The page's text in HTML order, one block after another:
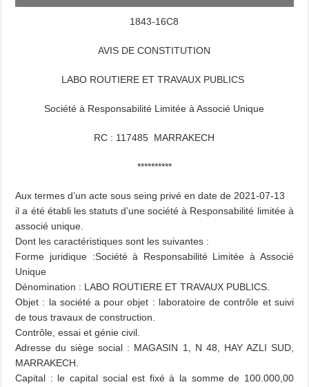
1843-16C8
AVIS DE CONSTITUTION
LABO ROUTIERE ET TRAVAUX PUBLICS
Société à Responsabilité Limitée à Associé Unique
RC : 117485 MARRAKECH
**********
Aux termes d’un acte sous seing privé en date de 2021-07-13
il a été établi les statuts d’une société à Responsabilité limitée à
associé unique.
Dont les caractéristiques sont les suivantes :
Forme juridique :Société à Responsabilité Limitée à Associé
Unique
Dénomination : LABO ROUTIERE ET TRAVAUX PUBLICS.
Objet : la société a pour objet : laboratoire de contrôle et suivi
de tous travaux de construction.
Contrôle, essai et génie civil.
Adresse du siège social : MAGASIN 1, N 48, HAY AZLI SUD,
MARRAKECH.
Capital : le capital social est fixé à la somme de 100.000,00